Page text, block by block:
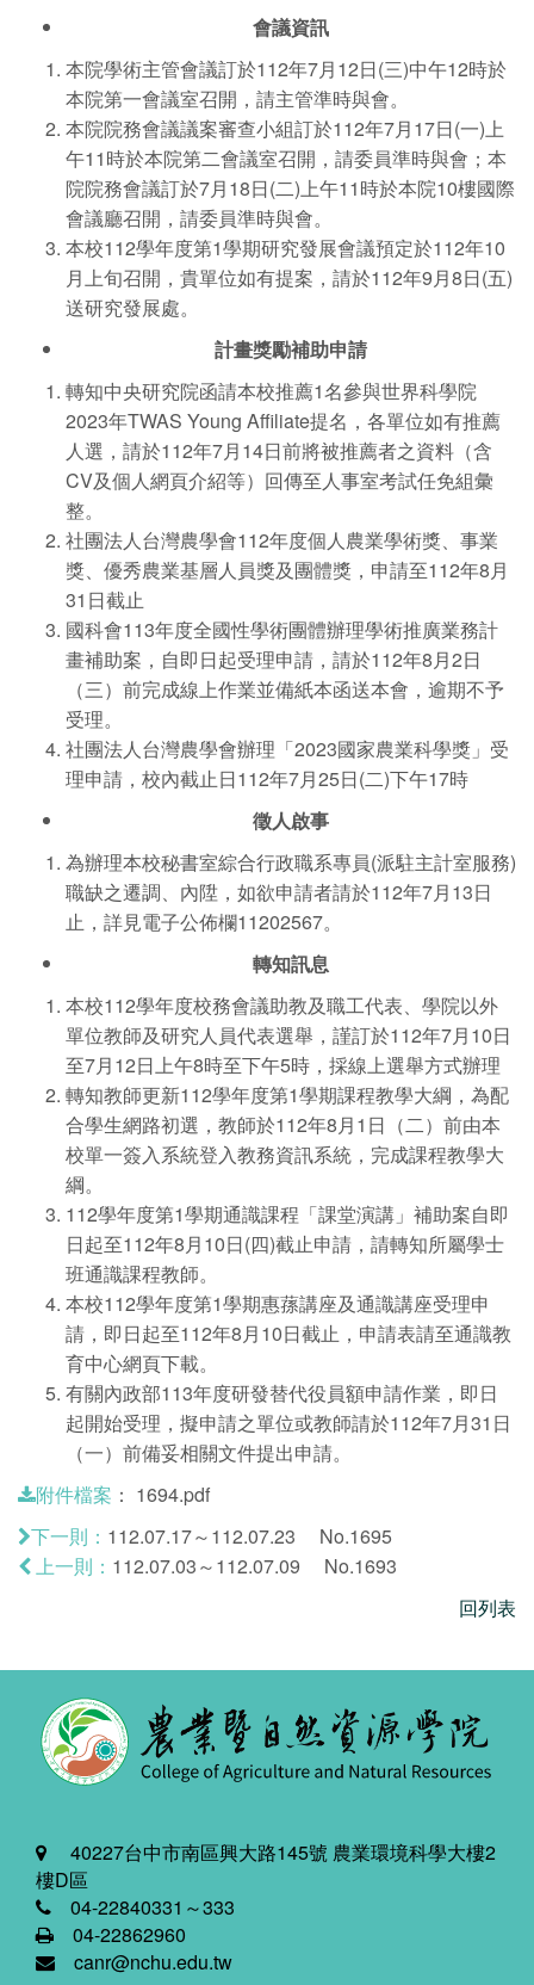
會議資訊
本院學術主管會議訂於112年7月12日(三)中午12時於
本院第一會議室召開，請主管準時與會。
本院院務會議議案審查小組訂於112年7月17日(一)上
午11時於本院第二會議室召開，請委員準時與會；本
院院務會議訂於7月18日(二)上午11時於本院10樓國際
會議廳召開，請委員準時與會。
本校112學年度第1學期研究發展會議預定於112年10
月上旬召開，貴單位如有提案，請於112年9月8日(五)
送研究發展處。
計畫獎勵補助申請
轉知中央研究院函請本校推薦1名參與世界科學院
2023年TWAS Young Affiliate提名，各單位如有推薦
人選，請於112年7月14日前將被推薦者之資料（含
CV及個人網頁介紹等）回傳至人事室考試任免組彙
整。
社團法人台灣農學會112年度個人農業學術獎、事業
獎、優秀農業基層人員獎及團體獎，申請至112年8月
31日截止
國科會113年度全國性學術團體辦理學術推廣業務計
畫補助案，自即日起受理申請，請於112年8月2日
（三）前完成線上作業並備紙本函送本會，逾期不予
受理。
社團法人台灣農學會辦理「2023國家農業科學獎」受
理申請，校內截止日112年7月25日(二)下午17時
徵人啟事
為辦理本校秘書室綜合行政職系專員(派駐主計室服務)
職缺之遷調、內陞，如欲申請者請於112年7月13日
止，詳見電子公佈欄11202567。
轉知訊息
本校112學年度校務會議助教及職工代表、學院以外
單位教師及研究人員代表選舉，謹訂於112年7月10日
至7月12日上午8時至下午5時，採線上選舉方式辦理
轉知教師更新112學年度第1學期課程教學大綱，為配
合學生網路初選，教師於112年8月1日（二）前由本
校單一簽入系統登入教務資訊系統，完成課程教學大
綱。
112學年度第1學期通識課程「課堂演講」補助案自即
日起至112年8月10日(四)截止申請，請轉知所屬學士
班通識課程教師。
本校112學年度第1學期惠蓀講座及通識講座受理申
請，即日起至112年8月10日截止，申請表請至通識教
育中心網頁下載。
有關內政部113年度研發替代役員額申請作業，即日
起開始受理，擬申請之單位或教師請於112年7月31日
（一）前備妥相關文件提出申請。
附件檔案 ： 1694.pdf
下一則： 112.07.17～112.07.23 No.1695
上一則： 112.07.03～112.07.09 No.1693
回列表
40227台中市南區興大路145號 農業環境科學大樓2
樓D區
04-22840331～333
04-22862960
canr@nchu.edu.tw